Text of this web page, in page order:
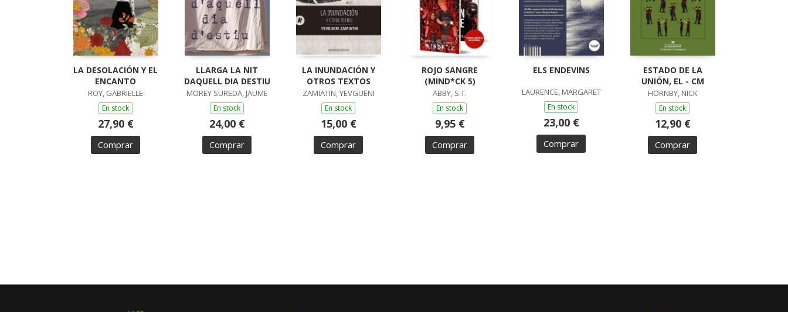
LA DESOLACIÓN Y EL
ENCANTO
ROY, GABRIELLE
En stock
27,90 €
Comprar
LLARGA LA NIT
DAQUELL DIA DESTIU
MOREY SUREDA, JAUME
En stock
24,00 €
Comprar
LA INUNDACIÓN Y
OTROS TEXTOS
ZAMIATIN, YEVGUENI
En stock
15,00 €
Comprar
ROJO SANGRE
(MIND*CK 5)
ABBY, S.T.
En stock
9,95 €
Comprar
ELS ENDEVINS
LAURENCE, MARGARET
En stock
23,00 €
Comprar
ESTADO DE LA
UNIÓN, EL - CM
HORNBY, NICK
En stock
12,90 €
Comprar